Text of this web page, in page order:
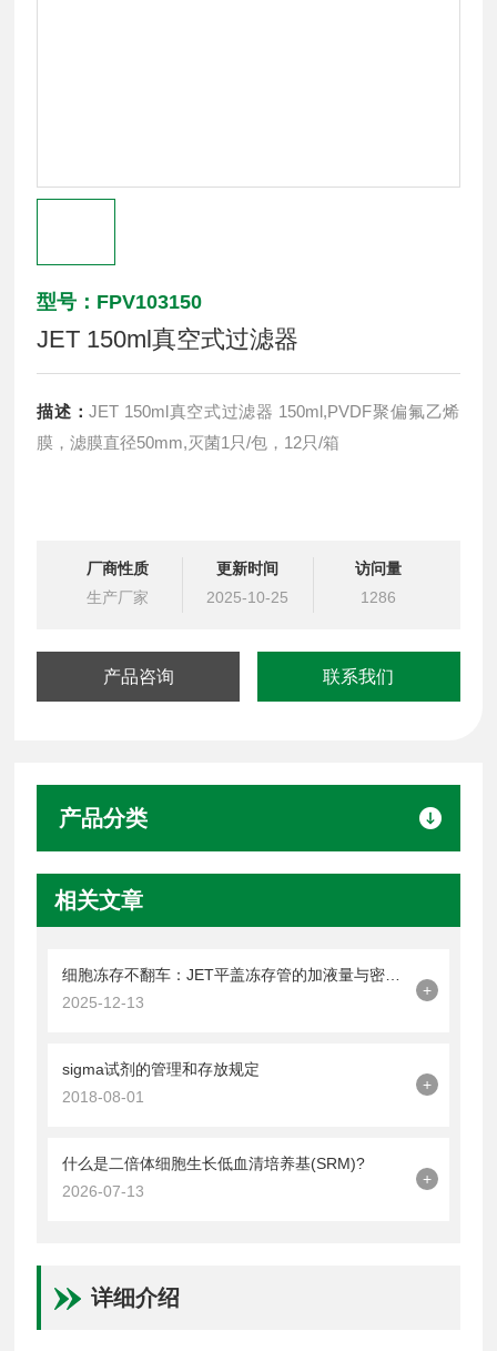
型号：FPV103150
JET 150ml真空式过滤器
描述：JET 150ml真空式过滤器 150ml,PVDF聚偏氟乙烯
膜，滤膜直径50mm,灭菌1只/包，12只/箱
厂商性质
生产厂家
更新时间
2025-10-25
访问量
1286
产品咨询 联系我们
产品分类
相关文章
2025-12-13
+
sigma试剂的管理和存放规定
2018-08-01
+
什么是二倍体细胞生长低血清培养基(SRM)?
2026-07-13
+
详细介绍